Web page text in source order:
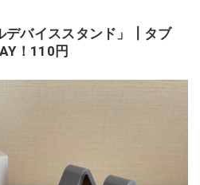
デバイススタンド」┃タブ
！110円